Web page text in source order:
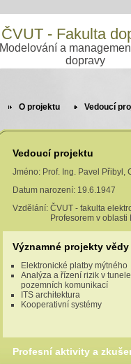
ČVUT - Fakulta
Modelování a
dopravy
O projektu Vedoucí
Vedoucí projektu
Jméno: Prof. Ing. Pavel Přibyl,
Datum narození: 19.6.1947
Vzdělání: ČVUT - fakulta
Profesorem v oblasti
Významné projekty
Elektronické platby mýtného
Analýza a řízení rizik v
pozemních komunikací
ITS architektura
Kooperativní systémy
Profesní aktivity a